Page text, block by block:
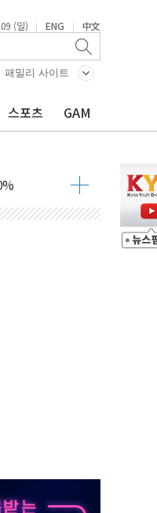
(일) | ENG | 中文
패밀리 사이트
스포츠 GAM
길 6.92%
길 7.76%
화 심화
닝"